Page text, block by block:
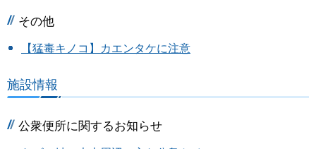
その他
【猛毒キノコ】カエンタケに注意
施設情報
公衆便所に関するお知らせ